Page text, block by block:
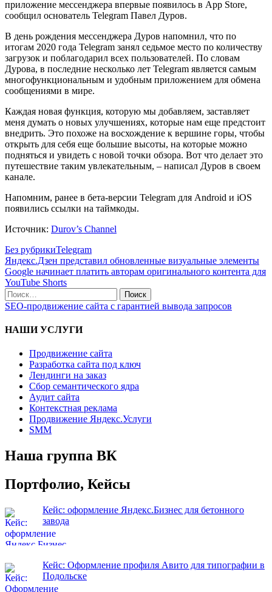
приложение мессенджера впервые появилось в App Store,
сообщил основатель Telegram Павел Дуров.
В день рождения мессенджера Дуров напомнил, что по
итогам 2020 года Telegram занял седьмое место по количеству
загрузок и поблагодарил всех пользователей. По словам
Дурова, в последние несколько лет Telegram является самым
многофункциональным и удобным приложением для обмена
сообщениями в мире.
Каждая новая функция, которую мы добавляем, заставляет
меня думать о новых улучшениях, которые нам еще предстоит
внедрить. Это похоже на восхождение к вершине горы, чтобы
открыть для себя еще большие высоты, на которые можно
подняться и увидеть с новой точки обзора. Вот что делает это
путешествие таким увлекательным, – написал Дуров в своем
канале.
Напомним, ранее в бета-версии Telegram для Android и iOS
появились ссылки на таймкоды.
Источник: Durov’s Channel
Без рубрикиTelegram
Яндекс.Дзен представил обновленные визуальные элементы
Google начинает платить авторам оригинального контента для
YouTube Shorts
SEO-продвижение сайта с гарантией вывода запросов
НАШИ УСЛУГИ
Продвижение сайта
Разработка сайта под ключ
Лендинги на заказ
Сбор семантического ядра
Аудит сайта
Контекстная реклама
Продвижение Яндекс.Услуги
SMM
Наша группа ВК
Портфолио, Кейсы
Кейс: оформление Яндекс.Бизнес для бетонного
завода
Кейс: Оформление профиля Авито для типографии в
Подольске